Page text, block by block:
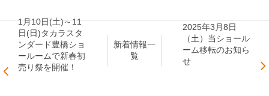
1月10日(土)～11
日(日)タカラスタ
ンダード豊橋ショ
ールームで新春初
売り祭を開催！
2025年3月8日
（土）当ショール
ーム移転のお知ら
せ
新着情報一
覧